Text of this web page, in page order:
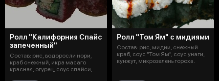
Ролл "Калифорния Спайс
запеченный"
Состав: рис, водоросли нори,
краб снежный, икра масаго
красная, огурец, соус спайси,
Ролл "Том Ям" с мидиями
Состав: рис, мидии, снежный
краб, соус "Том Ям", соус унаги,
кунжут, микрозелень гороха.